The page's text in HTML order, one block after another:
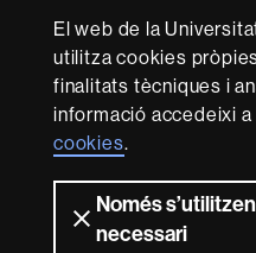
El web de la
utilitza cookies
finalitats tècniques i
informació accedeixi
cookies.
Només
necessari
Sobre
aquest
web
Avís legal
web
Accessibilitat
docència de qualitat i
multidisciplinària i
la societat i adaptada